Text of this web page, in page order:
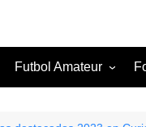
Futbol Amateur